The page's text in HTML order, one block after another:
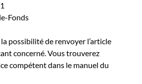
Fonds
possibilité de renvoyer l’article
concerné. Vous trouverez
compétent dans le manuel du